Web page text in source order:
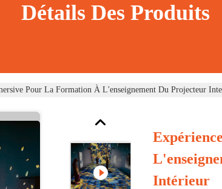
Détails Des Produits
Pour La Formation À L'enseignement Du Projecteur
Intérieur